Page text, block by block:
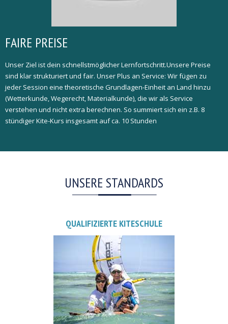
FAIRE PREISE
Unser Ziel ist dein schnellstmöglicher Lernfortschritt.Unsere Preise
sind klar strukturiert und fair. Unser Plus an Service: Wir fügen zu
jeder Session eine theoretische Grundlagen-Einheit an Land hinzu
(Wetterkunde, Wegerecht, Materialkunde), die wir als Service
verstehen und nicht extra berechnen. So summiert sich ein z.B. 8
stündiger Kite-Kurs insgesamt auf ca. 10 Stunden
UNSERE STANDARDS
QUALIFIZIERTE KITESCHULE